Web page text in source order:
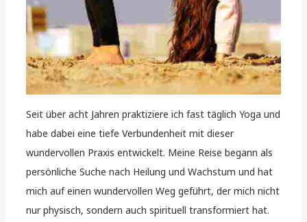
Seit über acht Jahren praktiziere ich fast täglich Yoga und
habe dabei eine tiefe Verbundenheit mit dieser
wundervollen Praxis entwickelt. Meine Reise begann als
persönliche Suche nach Heilung und Wachstum und hat
mich auf einen wundervollen Weg geführt, der mich nicht
nur physisch, sondern auch spirituell transformiert hat.